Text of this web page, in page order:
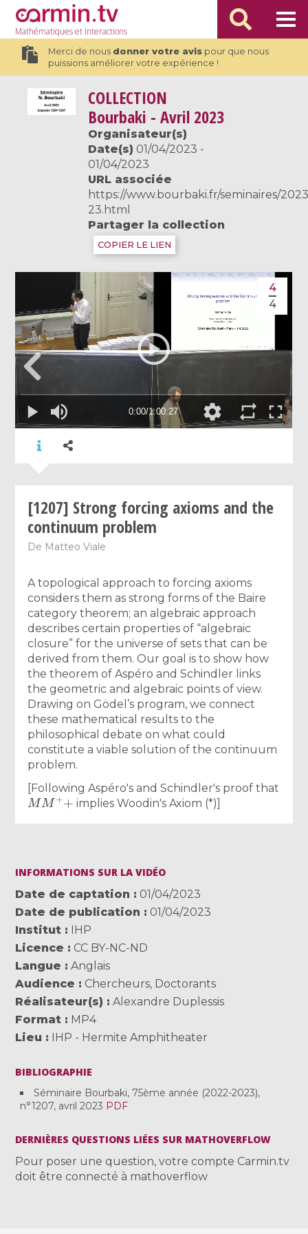
Mathématiqueset Interactions
Merci de nous donner votre avispour que nous
puissions améliorer votre expérience !
COLLECTION
Bourbaki - Avril 2023
Organisateur(s)
Date(s) 01/04/2023 -
01/04/2023
URL associée
https://www.bourbaki.fr/seminaires/
23.html
Partager la collection
COPIER LE LIEN
4
4
[1207] Strong forcing axioms and the
continuum problem
De Matteo Viale
A topological approach to forcing axioms
considers them as strong forms of the Baire
category theorem; an algebraic approach
describes certain properties of “algebraic
closure” for the universe of sets that can be
derived from them. Our goal is to show how
the theorem of Aspéro and Schindler links
the geometric and algebraic points of view.
Drawing on Gödel’s program, we connect
these mathematical results to the
philosophical debate on what could
constitute a viable solution of the continuum
problem.
[Following Aspéro's and Schindler's proof that
MM++
implies Woodin's Axiom (*)]
INFORMATIONS SUR LA VIDÉO
Date de captation
01/04/2023
Date de publication
01/04/2023
Institut
IHP
Licence
CC BY-NC-ND
Langue
Anglais
Audience
Chercheurs, Doctorants
Réalisateur(s)
Alexandre Duplessis
Format
MP4
Lieu
IHP - Hermite Amphitheater
BIBLIOGRAPHIE
Séminaire Bourbaki, 75ème année (2022-2023),
n°1207, avril 2023 PDF
DERNIÈRES QUESTIONS LIÉES SUR MATHOVERFLOW
Pour poser une question, votre compte Carmin.tv
doit être connecté à mathoverflow